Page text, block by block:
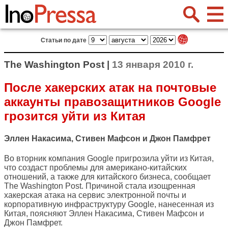
Статьи по дате
The Washington Post | 13 января 2010 г.
После хакерских атак на почтовые
аккаунты правозащитников Google
грозится уйти из Китая
Эллен Накасима, Стивен Мафсон и Джон Памфрет
Во вторник компания Google пригрозила уйти из Китая,
что создаст проблемы для американо-китайских
отношений, а также для китайского бизнеса, сообщает
The Washington Post. Причиной стала изощренная
хакерская атака на сервис электронной почты и
корпоративную инфраструктуру Google, нанесенная из
Китая, поясняют Эллен Накасима, Стивен Мафсон и
Джон Памфрет.